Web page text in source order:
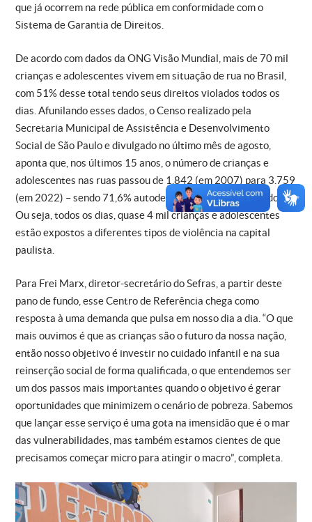
que já ocorrem na rede pública em conformidade com o
Sistema de Garantia de Direitos.
De acordo com dados da ONG Visão Mundial, mais de 70 mil
crianças e adolescentes vivem em situação de rua no Brasil,
com 51% desse total tendo seus direitos violados todos os
dias. Afunilando esses dados, o Censo realizado pela
Secretaria Municipal de Assistência e Desenvolvimento
Social de São Paulo e divulgado no último mês de agosto,
aponta que, nos últimos 15 anos, o número de crianças e
adolescentes nas ruas passou de 1.842 (em 2007) para 3.759
(em 2022) – sendo 71,6% autodeclarados pretos ou pardos.
Ou seja, todos os dias, quase 4 mil crianças e adolescentes
estão expostos a diferentes tipos de violência na capital
paulista.
Para Frei Marx, diretor-secretário do Sefras, a partir deste
pano de fundo, esse Centro de Referência chega como
resposta à uma demanda que pulsa em nosso dia a dia. “O que
mais ouvimos é que as crianças são o futuro da nossa nação,
então nosso objetivo é investir no cuidado infantil e na sua
reinserção social de forma qualificada, o que entendemos ser
um dos passos mais importantes quando o objetivo é gerar
oportunidades que minimizem o cenário de pobreza. Sabemos
que lançar esse serviço é uma gota na imensidão que é o mar
das vulnerabilidades, mas também estamos cientes de que
precisamos começar micro para atingir o macro”, completa.